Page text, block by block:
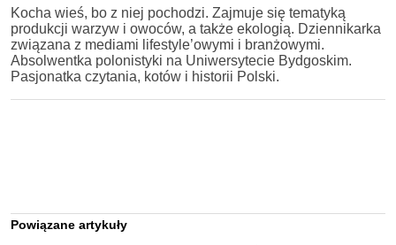
Kocha wieś, bo z niej pochodzi. Zajmuje się tematyką
produkcji warzyw i owoców, a także ekologią. Dziennikarka
związana z mediami lifestyle’owymi i branżowymi.
Absolwentka polonistyki na Uniwersytecie Bydgoskim.
Pasjonatka czytania, kotów i historii Polski.
Powiązane artykuły